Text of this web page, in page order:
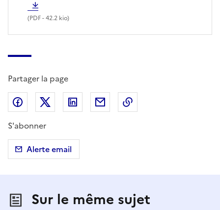
(PDF- 42.2 kio)
Partager la page
Partager sur Facebook
Partager sur X (anciennement Twitter)
Partager sur LinkedIn
Partager par email
S'abonner
Alerte email
Sur le même sujet